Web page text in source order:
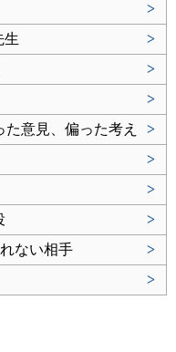
>
生
>
>
>
意見、偏った考え
>
>
>
>
ない相手
>
>